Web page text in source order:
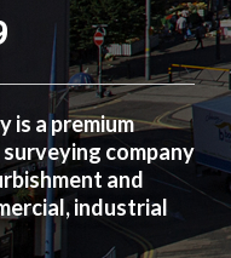
is a premium
company
and
industrial